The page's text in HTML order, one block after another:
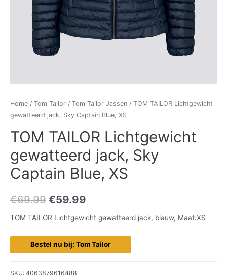
Home / Tom Tailor / Tom Tailor Jassen / TOM TAILOR Lichtgewicht
gewatteerd jack, Sky Captain Blue, XS
TOM TAILOR Lichtgewicht
gewatteerd jack, Sky
Captain Blue, XS
€69.99 €59.99
TOM TAILOR Lichtgewicht gewatteerd jack, blauw, Maat:XS
Bestel nu bij: Tom Tailor
SKU: 4063879616488